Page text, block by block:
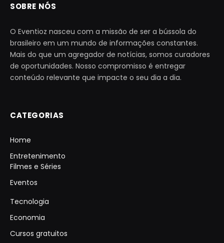
SOBRE NÓS
O Eventioz nasceu com a missão de ser a bússola do
brasileiro em um mundo de informações constantes.
Mais do que um agregador de notícias, somos curadores
de oportunidades. Nosso compromisso é entregar
conteúdo relevante que impacte o seu dia a dia.
CATEGORIAS
Home
Entretenimento
Filmes e Séries
Eventos
Tecnologia
Economia
Cursos gratuitos